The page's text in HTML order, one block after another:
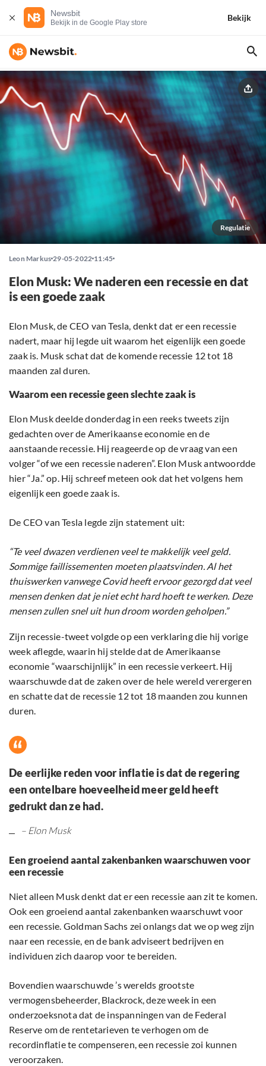
Newsbit
Bekijk in de Google Play store
Bekijk
Regulatie
Leon Markus 29-05-2022 11:45
Elon Musk: We naderen een recessie en dat
is een goede zaak
Elon Musk, de CEO van Tesla, denkt dat er een recessie
nadert, maar hij legde uit waarom het eigenlijk een goede
zaak is. Musk schat dat de komende recessie 12 tot 18
maanden zal duren.
Waarom een recessie geen slechte zaak is
Elon Musk deelde donderdag in een reeks tweets zijn
gedachten over de Amerikaanse economie en de
aanstaande recessie. Hij reageerde op de vraag van een
volger “of we een recessie naderen”. Elon Musk antwoordde
hier “Ja.” op. Hij schreef meteen ook dat het volgens hem
eigenlijk een goede zaak is.
De CEO van Tesla legde zijn statement uit:
“Te veel dwazen verdienen veel te makkelijk veel geld.
Sommige faillissementen moeten plaatsvinden. Al het
thuiswerken vanwege Covid heeft ervoor gezorgd dat veel
mensen denken dat je niet echt hard hoeft te werken. Deze
mensen zullen snel uit hun droom worden geholpen.”
Zijn recessie-tweet volgde op een verklaring die hij vorige
week aflegde, waarin hij stelde dat de Amerikaanse
economie “waarschijnlijk” in een recessie verkeert. Hij
waarschuwde dat de zaken over de hele wereld verergeren
en schatte dat de recessie 12 tot 18 maanden zou kunnen
duren.
De eerlijke reden voor inflatie is dat de regering
een ontelbare hoeveelheid meer geld heeft
gedrukt dan ze had.
– Elon Musk
Een groeiend aantal zakenbanken waarschuwen voor
een recessie
Niet alleen Musk denkt dat er een recessie aan zit te komen.
Ook een groeiend aantal zakenbanken waarschuwt voor
een recessie. Goldman Sachs zei onlangs dat we op weg zijn
naar een recessie, en de bank adviseert bedrijven en
individuen zich daarop voor te bereiden.
Bovendien waarschuwde ’s werelds grootste
vermogensbeheerder, Blackrock, deze week in een
onderzoeksnota dat de inspanningen van de Federal
Reserve om de rentetarieven te verhogen om de
recordinflatie te compenseren, een recessie zoi kunnen
veroorzaken.